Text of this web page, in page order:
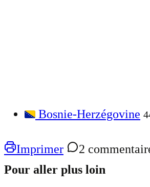
Bosnie-Herzégovine
Imprimer
2
Pour aller plus loin